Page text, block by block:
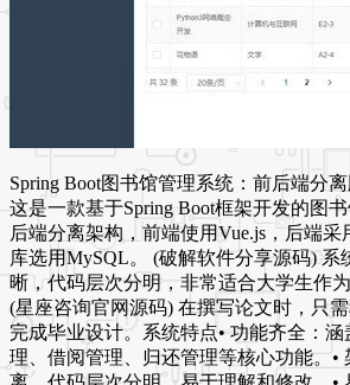
Spring Boot图书馆管理系统：前后端分
这是一款基于Spring Boot框架开发的图
后端分离架构，前端使用Vue.js，后端采
库选用MySQL。 (破解软件分享源码) 系
晰，代码层次分明，非常适合大学生作
(星座咨询官网源码) 在撰写论文时，只
完成毕业设计。系统特点• 功能齐全：
理、借阅管理、归还管理等核心功能。•